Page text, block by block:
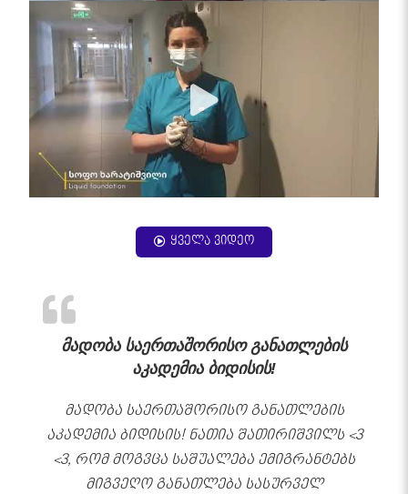
ყველა ვიდეო
მადობა საერთაშორისო განათლების
აკადემია ბიდისის!
მადობა საერთაშორისო განათლების
აკადემია ბიდისის! ნათია შათირიშვილს <3
<3, რომ მოგვცა საშუალება ემიგრანტებს
მიგვეღო განათლება სასურველ